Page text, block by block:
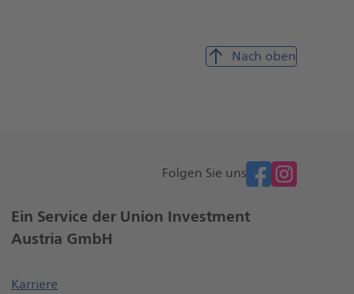
Nach oben
Folgen Sie uns facebook
Ein Service der Union Investment
Austria GmbH
Karriere